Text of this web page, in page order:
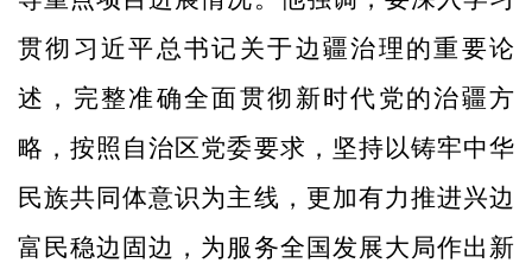
贯彻习近平总书记关于边疆治理的重要论
述，完整准确全面贯彻新时代党的治疆方
略，按照自治区党委要求，坚持以铸牢中华
民族共同体意识为主线，更加有力推进兴边
富民稳边固边，为服务全国发展大局作出新